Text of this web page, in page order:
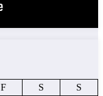
F S
S